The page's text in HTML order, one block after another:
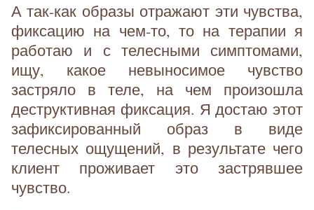
А так-как образы отражают эти чувства,
фиксацию на чем-то, то на терапии я
работаю и с телесными симптомами,
ищу, какое невыносимое чувство
застряло в теле, на чем произошла
деструктивная фиксация. Я достаю этот
зафиксированный образ в виде
телесных ощущений, в результате чего
клиент проживает это застрявшее
чувство.